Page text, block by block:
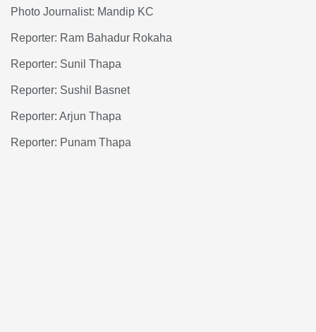
Photo Journalist: Mandip KC
Reporter: Ram Bahadur Rokaha
Reporter: Sunil Thapa
Reporter: Sushil Basnet
Reporter: Arjun Thapa
Reporter: Punam Thapa